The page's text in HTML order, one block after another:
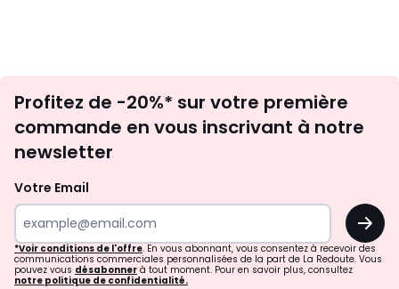
newsletter
Profitez de -20%* sur votre première
commande en vous inscrivant à notre
newsletter
Votre Email
OK
*Voir conditions de l'offre. En vous abonnant, vous consentez à recevoir des
communications commerciales personnalisées de la part de La Redoute. Vous
pouvez vous désabonner à tout moment. Pour en savoir plus, consultez
notre politique de confidentialité.